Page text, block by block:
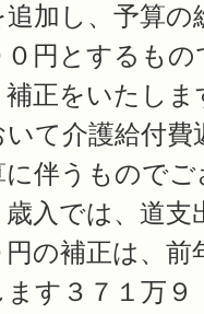
追加し、予算の
０円とするも
正をいたしま
いて介護給付費
に伴うもので
入では、道支
円の補正は、
ます３７１万